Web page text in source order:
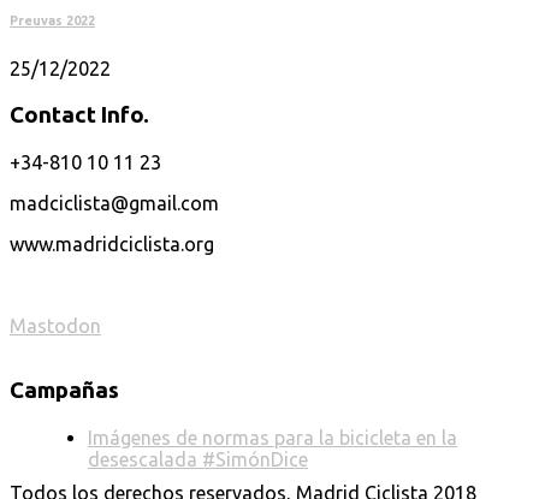
Preuvas 2022
25/12/2022
Contact Info.
+34-810 10 11 23
madciclista@gmail.com
www.madridciclista.org
Mastodon
Campañas
Imágenes de normas para la bicicleta en la
desescalada #SimónDice
Todos los derechos reservados, Madrid Ciclista 2018